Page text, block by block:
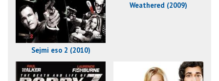
Sejmi eso 2 (2010)
Weathered (2009)